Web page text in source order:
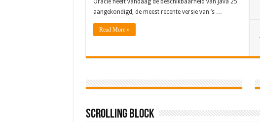
aangekondigd, de meest recente versie van ’s …
Read More »
Scrolling Block